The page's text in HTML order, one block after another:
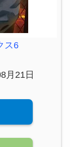
ス6
月21日